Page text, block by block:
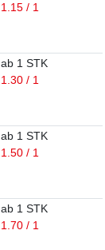
1.15 / 1
ab 1 STK
1.30 / 1
ab 1 STK
1.50 / 1
ab 1 STK
1.70 / 1